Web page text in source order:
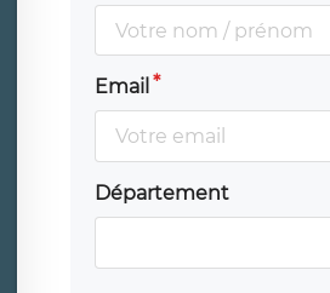
Email
Département